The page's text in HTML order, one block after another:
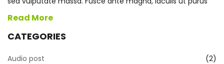
Read More
CATEGORIES
Audio post
(2)